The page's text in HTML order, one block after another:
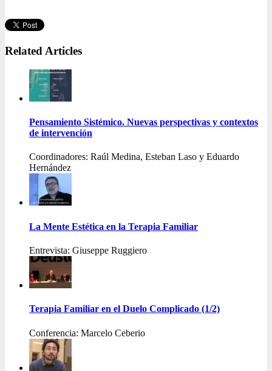
Related Articles
Pensamiento Sistémico. Nuevas perspectivas y contextos
de intervención
Coordinadores: Raúl Medina, Esteban Laso y Eduardo
Hernández
La Mente Estética en la Terapia Familiar
Entrevista: Giuseppe Ruggiero
Terapia Familiar en el Duelo Complicado (1/2)
Conferencia: Marcelo Ceberio